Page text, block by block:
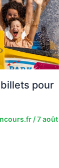
pour
/7 août